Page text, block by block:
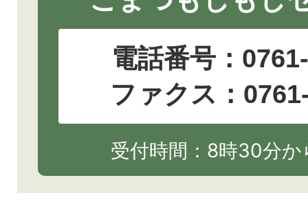
電話番号：
ファクス：
受付時間：8時30分